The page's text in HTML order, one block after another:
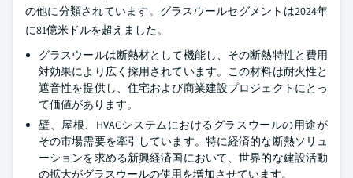
の他に分類されています。グラスウールセグメントは2024年
に81億米ドルを超えました。
グラスウールは断熱材として機能し、その断熱特性と費用
対効果により広く採用されています。この材料は耐火性と
遮音性を提供し、住宅および商業建設プロジェクトにとっ
て価値があります。
壁、屋根、HVACシステムにおけるグラスウールの用途が
その市場需要を牽引しています。特に経済的な断熱ソリュ
ーションを求める新興経済国において、世界的な建設活動
の拡大がグラスウールの使用を増加させています。